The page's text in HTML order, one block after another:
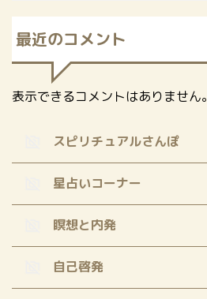
最近のコメント
表示できるコメントはありません。
スピリチュアルさんぽ
星占いコーナー
瞑想と内発
自己啓発